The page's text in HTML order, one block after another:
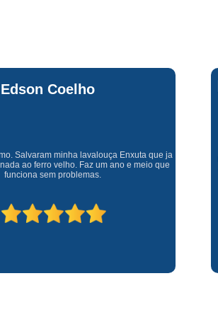
Waldirene
Monteiro
anos no mercado que sempre valoriza o
com garantia de todos o serviços.